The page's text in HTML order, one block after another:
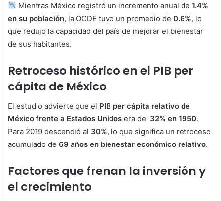
Mientras México registró un incremento anual de1.4%
en su población, la OCDE tuvo un promedio de 0.6%, lo
que redujo la capacidad del país de mejorar el bienestar
de sus habitantes.
Retroceso histórico en el PIB per
cápita de México
El estudio advierte que el PIB per cápita relativo de
México frente a Estados Unidos era del 32% en 1950.
Para 2019 descendió al 30%, lo que significa un retroceso
acumulado de 69 años en bienestar económico relativo.
Factores que frenan la inversión y
el crecimiento